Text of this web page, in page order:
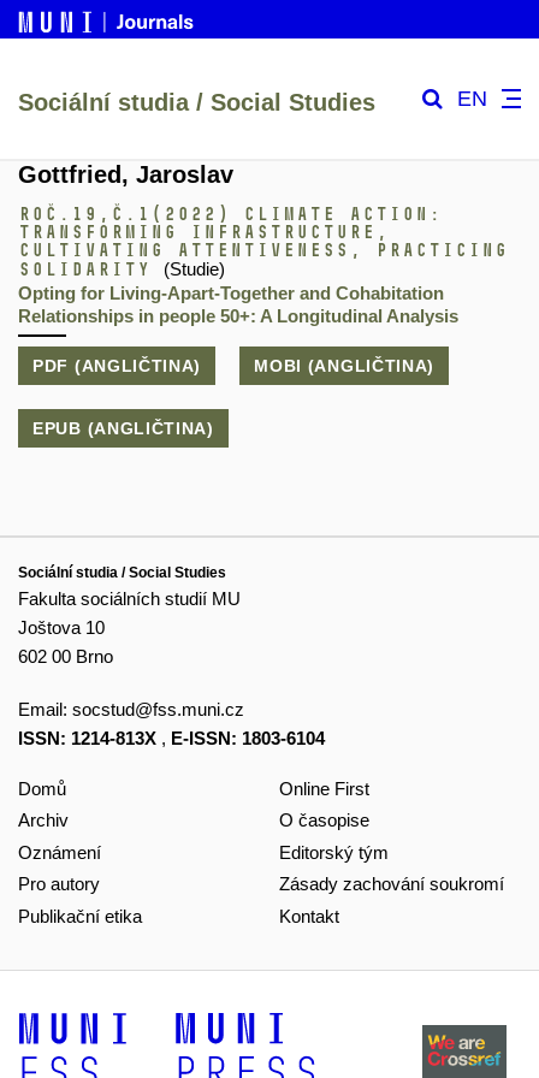
Sociální studia / Social Studies EN
Gottfried, Jaroslav
Roč.19, č.1 (2022)
Climate Action:
Transforming Infrastructure,
Cultivating Attentiveness, Practicing
Solidarity
(Studie)
Opting for Living-Apart-Together and Cohabitation
Relationships in people 50+: A Longitudinal Analysis
PDF (ANGLIČTINA) MOBI (ANGLIČTINA)
EPUB (ANGLIČTINA)
Sociální studia / Social Studies
Fakulta sociálních studií MU
Joštova 10
602 00 Brno
Email: socstud@fss.muni.cz
ISSN: 1214-813X , E-ISSN: 1803-6104
Domů
Archiv
Oznámení
Pro autory
Publikační etika
Online First
O časopise
Editorský tým
Zásady zachování soukromí
Kontakt